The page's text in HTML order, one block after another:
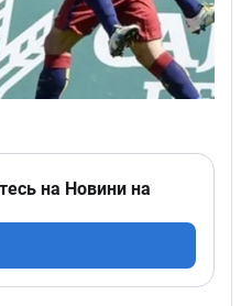
на Новини на